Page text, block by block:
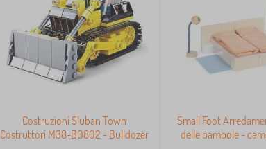
Costruzioni Sluban Town
Costruttori M38-B0802 - Bulldozer
Small Foot
delle bambole -